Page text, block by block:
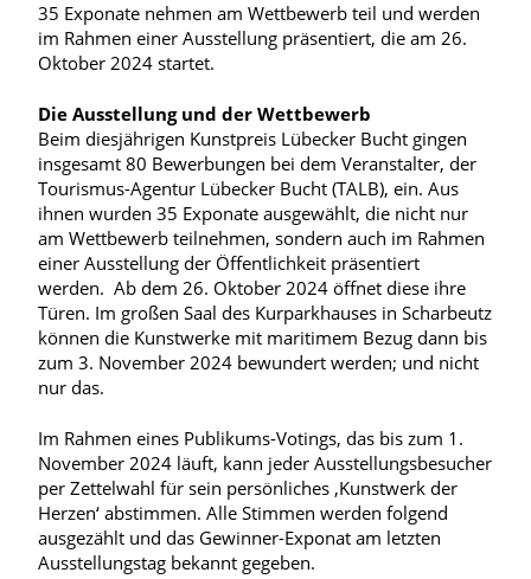
35 Exponate nehmen am Wettbewerb teil und werden
im Rahmen einer Ausstellung präsentiert, die am 26.
Oktober 2024 startet.
Die Ausstellung und der Wettbewerb
Beim diesjährigen Kunstpreis Lübecker Bucht gingen
insgesamt 80 Bewerbungen bei dem Veranstalter, der
Tourismus-Agentur Lübecker Bucht (TALB), ein. Aus
ihnen wurden 35 Exponate ausgewählt, die nicht nur
am Wettbewerb teilnehmen, sondern auch im Rahmen
einer Ausstellung der Öffentlichkeit präsentiert
werden. Ab dem 26. Oktober 2024 öffnet diese ihre
Türen. Im großen Saal des Kurparkhauses in Scharbeutz
können die Kunstwerke mit maritimem Bezug dann bis
zum 3. November 2024 bewundert werden; und nicht
nur das.
Im Rahmen eines Publikums-Votings, das bis zum 1.
November 2024 läuft, kann jeder Ausstellungsbesucher
per Zettelwahl für sein persönliches ‚Kunstwerk der
Herzen‘ abstimmen. Alle Stimmen werden folgend
ausgezählt und das Gewinner-Exponat am letzten
Ausstellungstag bekannt gegeben.